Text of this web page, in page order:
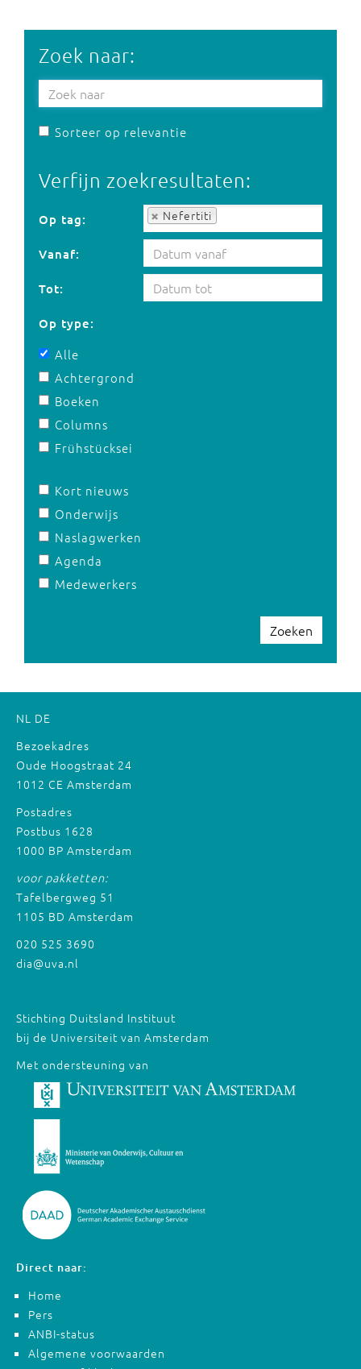
Zoek naar:
Sorteer op relevantie
Verfijn zoekresultaten:
Op tag: Nefertiti
Op tag:
Vanaf:
Tot:
Op type:
Alle
Achtergrond
Boeken
Columns
Frühstücksei
Kort nieuws
Onderwijs
Naslagwerken
Agenda
Medewerkers
Zoeken
NL DE
Bezoekadres
Oude Hoogstraat 24
1012 CE Amsterdam
Postadres
Postbus 1628
1000 BP Amsterdam
voor pakketten:
Tafelbergweg 51
1105 BD Amsterdam
020 525 3690
dia@uva.nl
Stichting Duitsland Instituut
bij de Universiteit van Amsterdam
Met ondersteuning van
Direct naar:
Home
Pers
ANBI-status
Algemene voorwaarden